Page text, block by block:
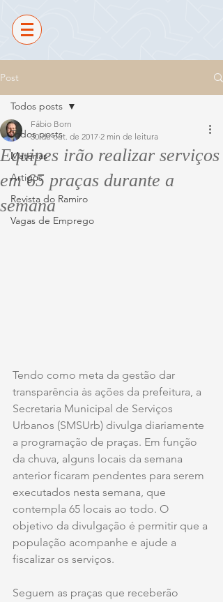
Post
Todos posts
Matérias
Artigos
Revista do Ramiro
Vagas de Emprego
Todos posts
Equipes irão realizar serviços
em 65 praças durante a
semana
Fábio Born
30 de out. de 2017 2 min de leitura
Tendo como meta da gestão dar
transparência às ações da prefeitura, a
Secretaria Municipal de Serviços
Urbanos (SMSUrb) divulga diariamente
a programação de praças. Em função
da chuva, alguns locais da semana
anterior ficaram pendentes para serem
executados nesta semana, que
contempla 65 locais ao todo. O
objetivo da divulgação é permitir que a
população acompanhe e ajude a
fiscalizar os serviços.
Seguem as praças que receberão